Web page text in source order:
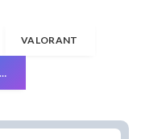
VALORANT